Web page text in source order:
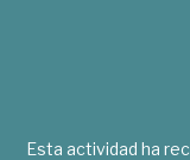
Esta actividad ha